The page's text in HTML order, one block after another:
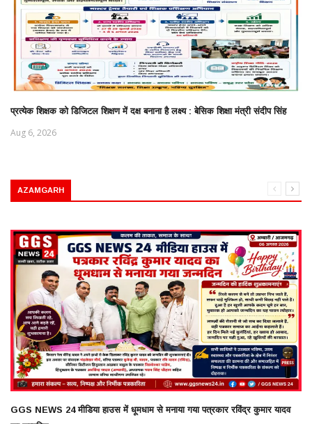
प्रत्येक शिक्षक को डिजिटल शिक्षण में दक्ष बनाना है लक्ष्य : बेसिक शिक्षा मंत्री संदीप सिंह
Aug 6, 2026
AZAMGARH
GGS NEWS 24 मीडिया हाउस में धूमधाम से मनाया गया पत्रकार रविंद्र कुमार यादव